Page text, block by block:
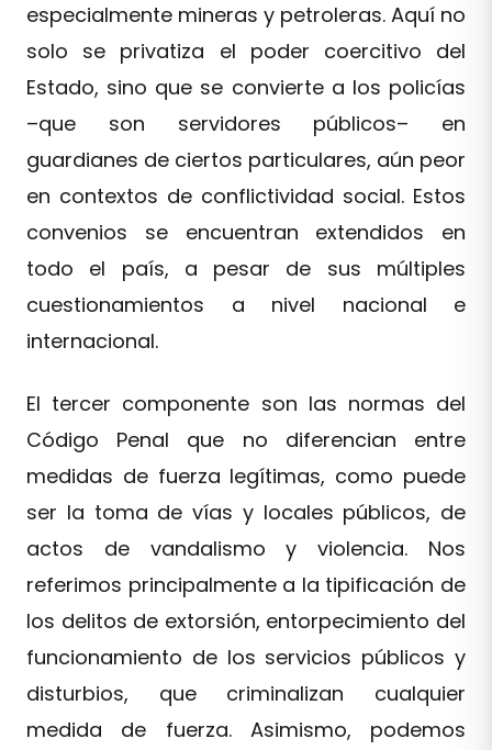
especialmente mineras y petroleras. Aquí no
solo se privatiza el poder coercitivo del
Estado, sino que se convierte a los policías
–que son servidores públicos– en
guardianes de ciertos particulares, aún peor
en contextos de conflictividad social. Estos
convenios se encuentran extendidos en
todo el país, a pesar de sus múltiples
cuestionamientos a nivel nacional e
internacional.
El tercer componente son las normas del
Código Penal que no diferencian entre
medidas de fuerza legítimas, como puede
ser la toma de vías y locales públicos, de
actos de vandalismo y violencia. Nos
referimos principalmente a la tipificación de
los delitos de extorsión, entorpecimiento del
funcionamiento de los servicios públicos y
disturbios, que criminalizan cualquier
medida de fuerza. Asimismo, podemos